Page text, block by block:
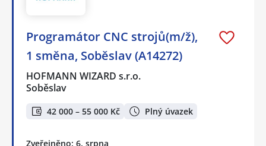
Programátor CNC strojů(m/ž),
1 směna, Soběslav (A14272)
HOFMANN WIZARD s.r.o.
Soběslav
42 000 – 55 000 Kč Plný úvazek
Zveřejněno: 6. srpna